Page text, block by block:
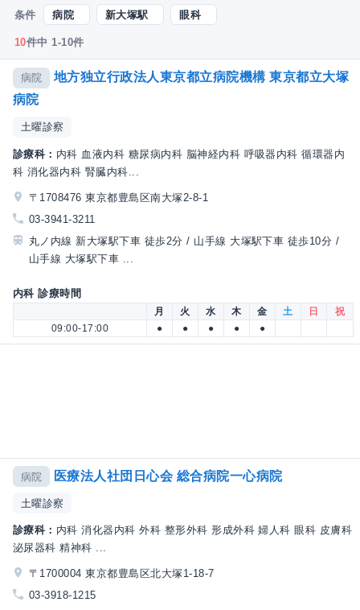
条件 病院 新大塚駅 眼科
10件中 1-10件
病院
地方独立行政法人東京都立病院機構 東京都立大塚
病院
土曜診察
診療科： 内科 血液内科 糖尿病内科 脳神経内科 呼吸器内科 循環器内
科 消化器内科 腎臓内科...
〒1708476 東京都豊島区南大塚2-8-1
03-3941-3211
丸ノ内線 新大塚駅下車 徒歩2分 / 山手線 大塚駅下車 徒歩10分 /
山手線 大塚駅下車 ...
内科 診療時間
月 火 水 木 金 土 日
祝
09:00-17:00
● ● ● ● ●
病院 医療法人社団日心会 総合病院一心病院
土曜診察
診療科： 内科 消化器内科 外科 整形外科 形成外科 婦人科 眼科 皮膚科
泌尿器科 精神科 ...
〒1700004 東京都豊島区北大塚1-18-7
03-3918-1215